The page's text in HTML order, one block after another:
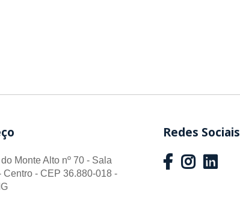
Monte Alto nº 70 - Sala
Centro - CEP 36.880-018 -
Redes Sociais